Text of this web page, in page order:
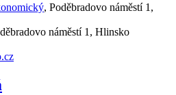
, Poděbradovo náměstí 1,
náměstí 1, Hlinsko